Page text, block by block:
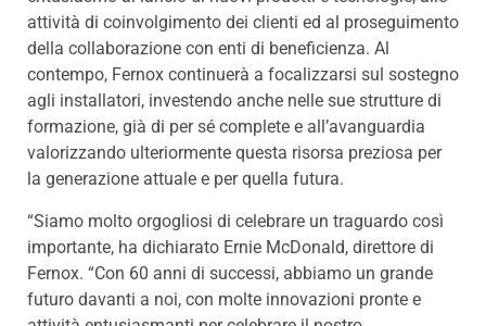
attività di coinvolgimento dei clienti ed al proseguimento
della collaborazione con enti di beneficienza. Al
contempo, Fernox continuerà a focalizzarsi sul sostegno
agli installatori, investendo anche nelle sue strutture di
formazione, già di per sé complete e all’avanguardia
valorizzando ulteriormente questa risorsa preziosa per
la generazione attuale e per quella futura.
“Siamo molto orgogliosi di celebrare un traguardo così
importante, ha dichiarato Ernie McDonald, direttore di
Fernox. “Con 60 anni di successi, abbiamo un grande
futuro davanti a noi, con molte innovazioni pronte e